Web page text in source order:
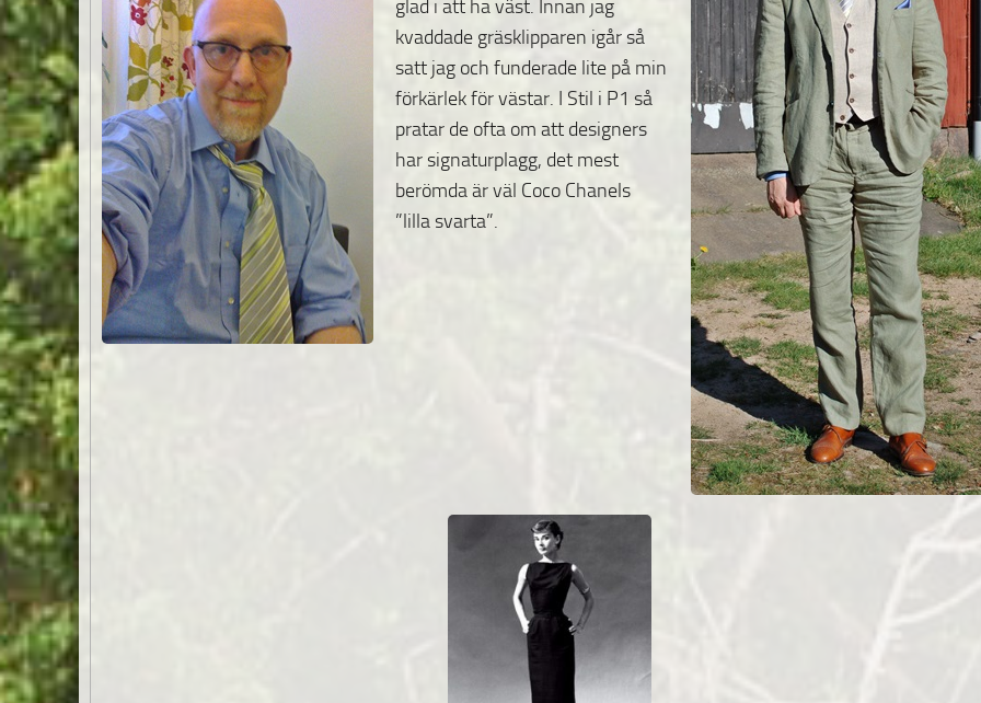
glad i att ha väst. Innan jag
kvaddade gräsklipparen igår så
satt jag och funderade lite på min
förkärlek för västar. I Stil i P1 så
pratar de ofta om att designers
har signaturplagg, det mest
berömda är väl Coco Chanels
”lilla svarta”.